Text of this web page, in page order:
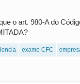
o art. 980-A do
exame CFC